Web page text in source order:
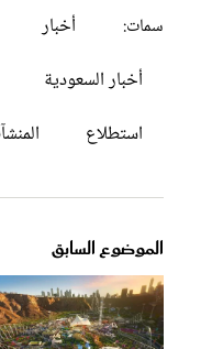
سمات:
أخبار
أخبار السعودية
استطلاع
الموضوع السابق